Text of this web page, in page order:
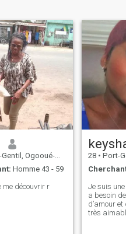
Ogooué-Maritime, Gabon
Homme 43 - 59
me découvrir r
28 • Port-Gentil,
Je suis
a besoin
d’amour et
très